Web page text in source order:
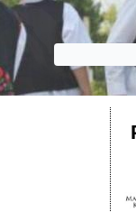
Keresés